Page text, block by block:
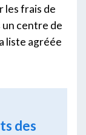
les frais de
un centre de
liste agréée
des